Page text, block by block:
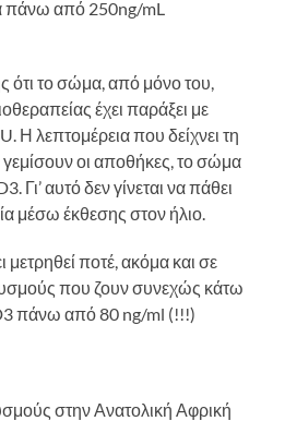
πάνω από 250ng/mL
το σώμα, από μόνο του,
έχει παράξει με
Η λεπτομέρεια που δείχνει τη
οι αποθήκες, το σώμα
Γι’ αυτό δεν γίνεται να πάθει
μέσω έκθεσης στον ήλιο.
μετρηθεί ποτέ, ακόμα και σε
που ζουν συνεχώς κάτω
πάνω από 80 ng/ml (!!!)
στην Ανατολική Αφρική